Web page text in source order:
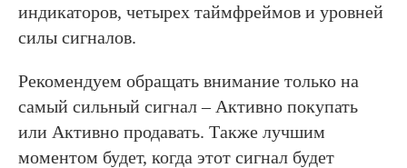
индикаторов, четырех таймфреймов и уровней
силы сигналов.
Рекомендуем обращать внимание только на
самый сильный сигнал – Активно покупать
или Активно продавать. Также лучшим
моментом будет, когда этот сигнал будет